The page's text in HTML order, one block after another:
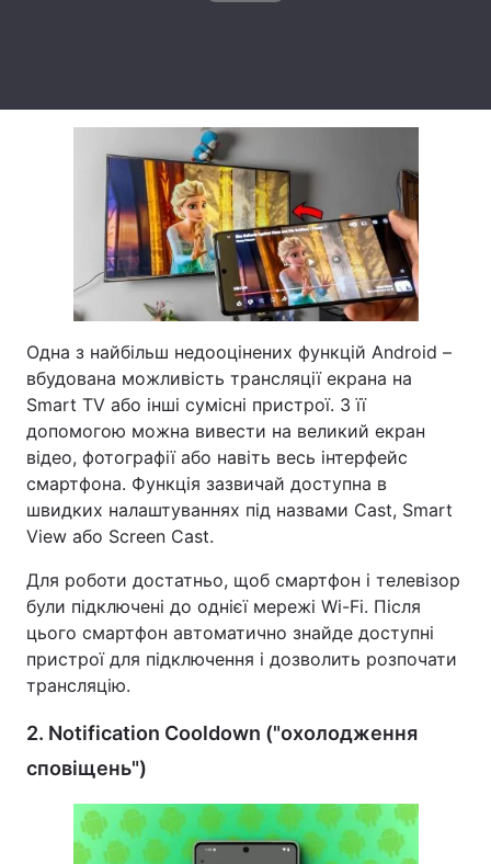
Послуги
Одна з найбільш недооцінених функцій Android –
вбудована можливість трансляції екрана на
Smart TV або інші сумісні пристрої. З її
допомогою можна вивести на великий екран
відео, фотографії або навіть весь інтерфейс
смартфона. Функція зазвичай доступна в
швидких налаштуваннях під назвами Cast, Smart
View або Screen Cast.
Для роботи достатньо, щоб смартфон і телевізор
були підключені до однієї мережі Wi-Fi. Після
цього смартфон автоматично знайде доступні
пристрої для підключення і дозволить розпочати
трансляцію.
2. Notification Cooldown ("охолодження
сповіщень")